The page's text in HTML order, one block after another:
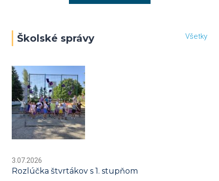
Školské správy Všetky
3.07.2026
Rozlúčka štvrtákov s 1. stupňom